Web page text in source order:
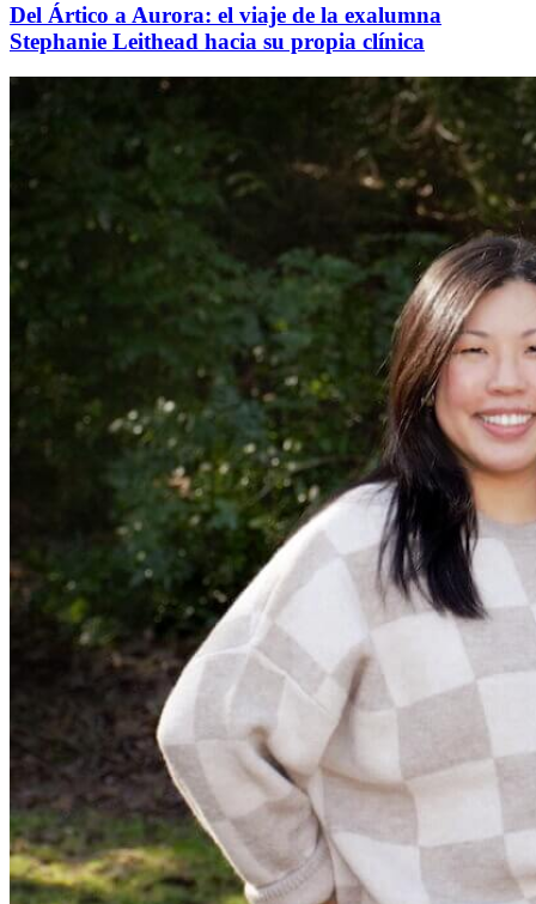
Del Ártico a Aurora: el viaje de la exalumna
Stephanie Leithead hacia su propia clínica